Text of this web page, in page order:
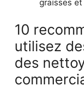
graisses
10
utilisez
des